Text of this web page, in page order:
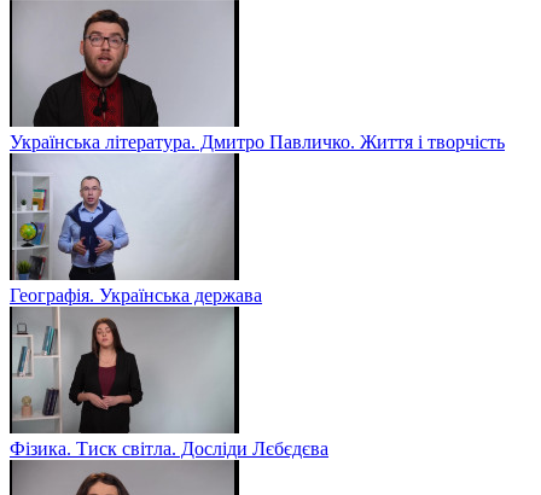
Українська література. Дмитро Павличко. Життя і творчість
Географія. Українська держава
Фізика. Тиск світла. Досліди Лєбєдєва